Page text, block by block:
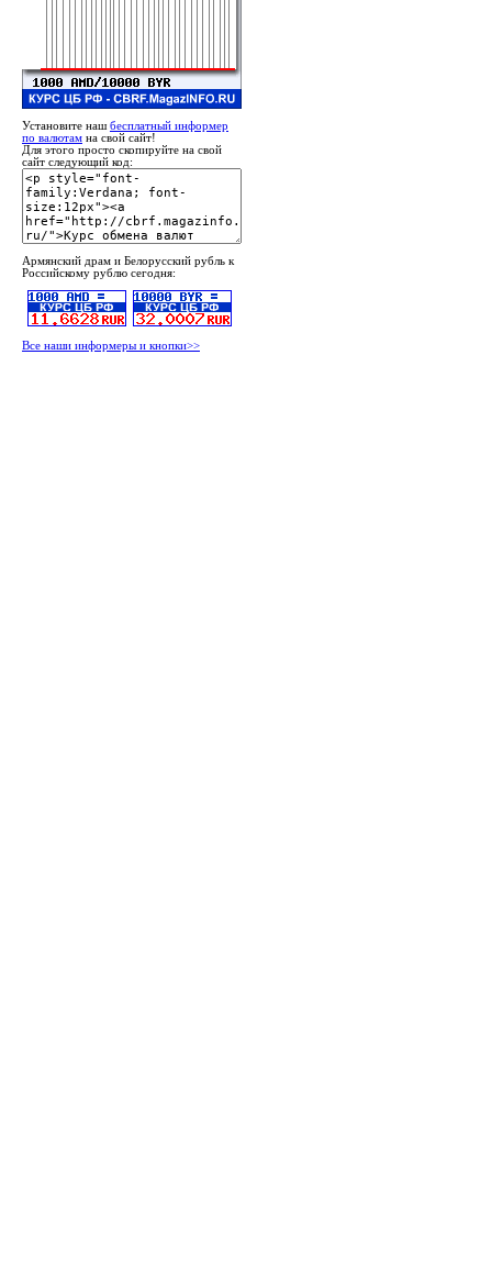
Установите наш бесплатный информер
по валютам на свой сайт!
Для этого просто скопируйте на свой
сайт следующий код:
Армянский драм и Белорусский рубль к
Российскому рублю сегодня:
Все наши информеры и кнопки>>